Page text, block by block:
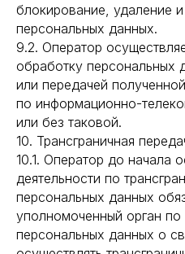
блокирование, удаление
персональных данных.
9.2. Оператор
обработку персональных
или передачей
по информационно-
или без таковой.
10. Трансграничная
10.1. Оператор до начала
деятельности по
персональных данных
уполномоченный орган
персональных данных о